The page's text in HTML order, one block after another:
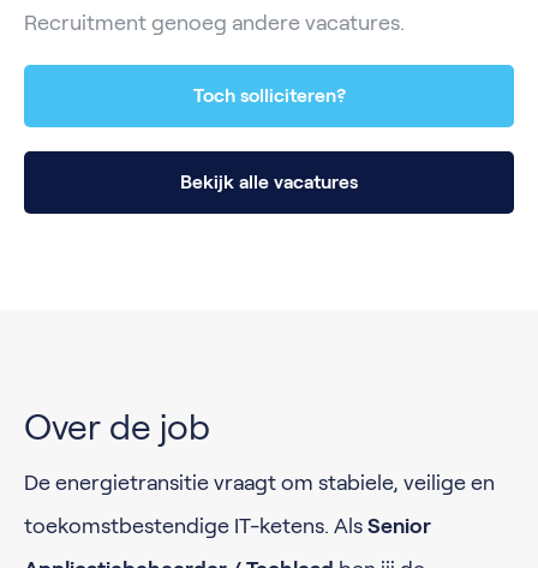
Recruitment genoeg andere vacatures.
Toch solliciteren?
Bekijk alle vacatures
Over de job
De energietransitie vraagt om stabiele, veilige en
toekomstbestendige IT-ketens. Als Senior